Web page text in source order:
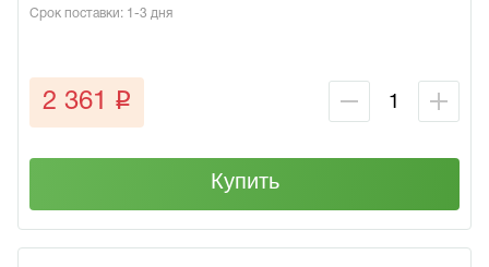
Срок поставки: 1-3 дня
2 361 q
Купить